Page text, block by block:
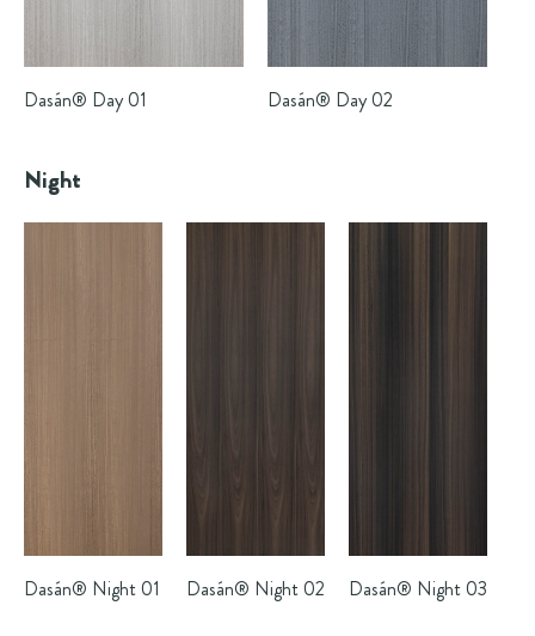
Dasán® Day 01 Dasán® Day 02
Night
Dasán® Night 01 Dasán® Night 02 Dasán® Night 03